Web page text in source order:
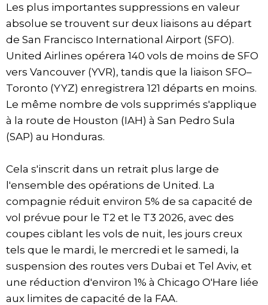
Les plus importantes suppressions en valeur
absolue se trouvent sur deux liaisons au départ
de San Francisco International Airport (SFO).
United Airlines opérera 140 vols de moins de SFO
vers Vancouver (YVR), tandis que la liaison SFO–
Toronto (YYZ) enregistrera 121 départs en moins.
Le même nombre de vols supprimés s'applique
à la route de Houston (IAH) à San Pedro Sula
(SAP) au Honduras.
Cela s'inscrit dans un retrait plus large de
l'ensemble des opérations de United. La
compagnie réduit environ 5% de sa capacité de
vol prévue pour le T2 et le T3 2026, avec des
coupes ciblant les vols de nuit, les jours creux
tels que le mardi, le mercredi et le samedi, la
suspension des routes vers Dubaï et Tel Aviv, et
une réduction d'environ 1% à Chicago O'Hare liée
aux limites de capacité de la FAA.